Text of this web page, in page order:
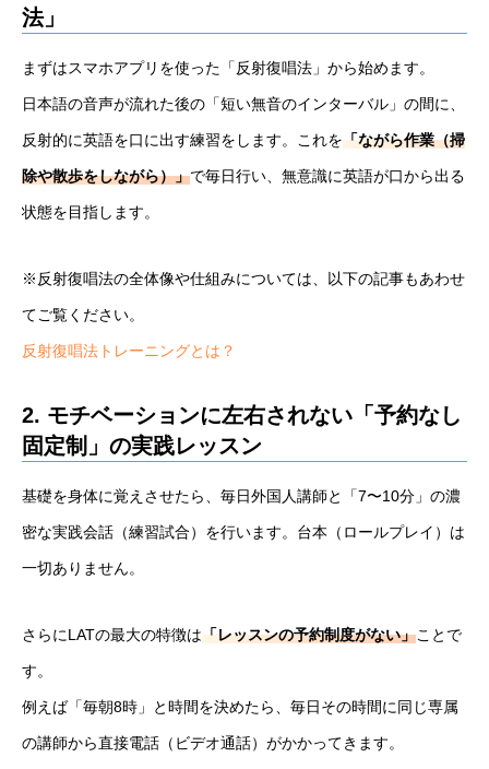
法」
まずはスマホアプリを使った「反射復唱法」から始めます。
日本語の音声が流れた後の「短い無音のインターバル」の間に、
反射的に英語を口に出す練習をします。これを「ながら作業（掃
除や散歩をしながら）」で毎日行い、無意識に英語が口から出る
状態を目指します。
※反射復唱法の全体像や仕組みについては、以下の記事もあわせ
てご覧ください。
反射復唱法トレーニングとは？
2. モチベーションに左右されない「予約なし
固定制」の実践レッスン
基礎を身体に覚えさせたら、毎日外国人講師と「7〜10分」の濃
密な実践会話（練習試合）を行います。台本（ロールプレイ）は
一切ありません。
さらにLATの最大の特徴は「レッスンの予約制度がない」ことで
す。
例えば「毎朝8時」と時間を決めたら、毎日その時間に同じ専属
の講師から直接電話（ビデオ通話）がかかってきます。